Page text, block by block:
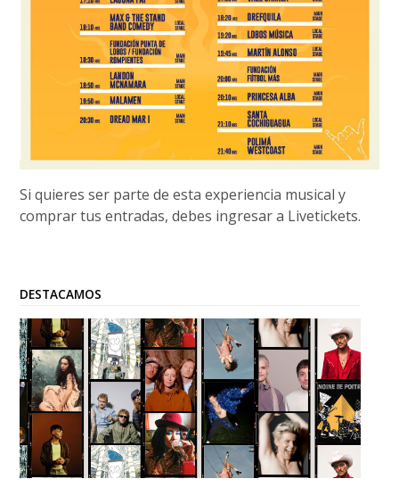
Si quieres ser parte de esta experiencia musical y
comprar tus entradas, debes ingresar a Livetickets.
DESTACAMOS